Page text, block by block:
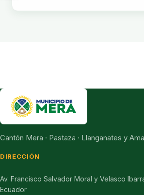
Cantón Mera · Pastaza · Llanganates y
DIRECCIÓN
Av. Francisco Salvador Moral y Velasco
Ecuador